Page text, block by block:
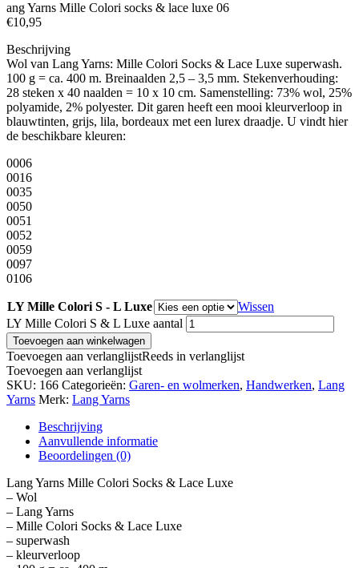
ang Yarns Mille Colori socks & lace luxe 06
€10,95
Beschrijving
Wol van Lang Yarns: Mille Colori Socks & Lace Luxe superwash.
100 g = ca. 400 m. Breinaalden 2,5 – 3,5 mm. Stekenverhouding:
28 steken x 40 naalden = 10 x 10 cm. Samenstelling: 73% wol, 25%
polyamide, 2% polyester. Dit garen heeft een mooi kleurverloop in
blauwtinten, grijs, lila, bordeaux met een lurex draadje. U vindt hier
de beschikbare kleuren:
0006
0016
0035
0050
0051
0052
0059
0097
0106
LY Mille Colori S - L Luxe
Wissen
LY Mille Colori S & L Luxe aantal
Toevoegen aan winkelwagen
Toevoegen aan verlanglijstReeds in verlanglijst
Toevoegen aan verlanglijst
SKU: 166 Categorieën: Garen- en wolmerken, Handwerken, Lang
Yarns Merk: Lang Yarns
Beschrijving
Aanvullende informatie
Beoordelingen (0)
Lang Yarns Mille Colori Socks & Lace Luxe
– Wol
– Lang Yarns
– Mille Colori Socks & Lace Luxe
– superwash
– kleurverloop